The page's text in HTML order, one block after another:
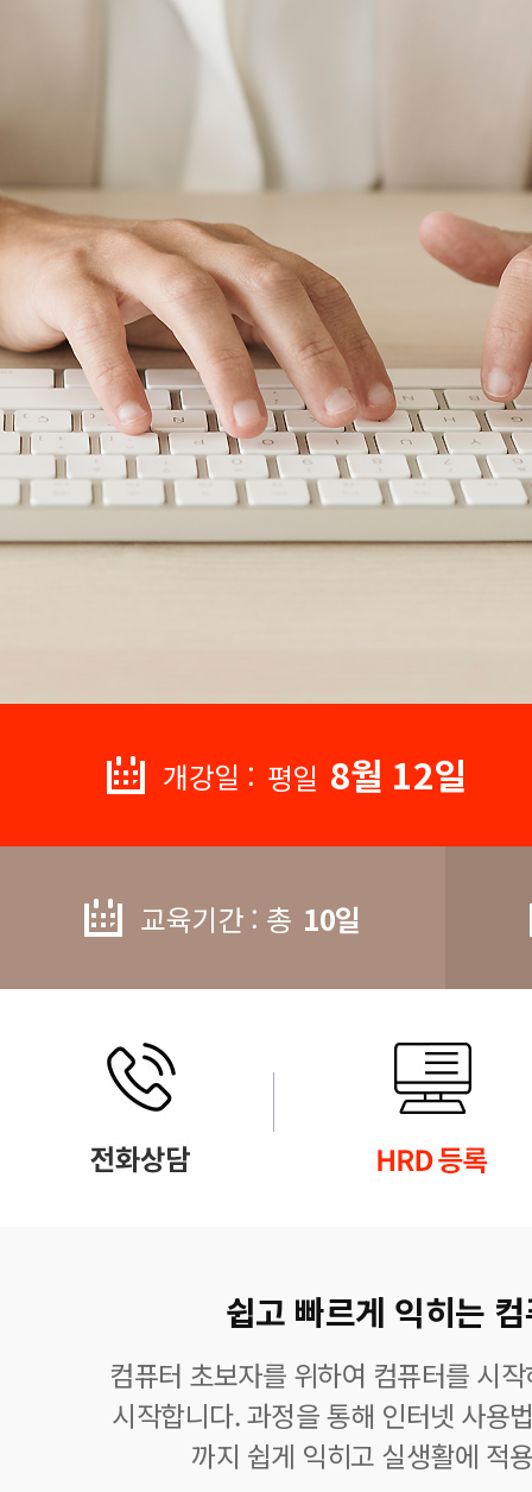
개강일 : 평일 8월 12일
교육기간 : 총 10일
쉽고 빠르게 익히는
컴퓨터 초보자를 위하여 컴퓨터를 시
시작합니다. 과정을 통해 인터넷 사용
까지 쉽게 익히고 실생활에 적